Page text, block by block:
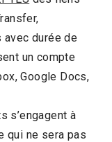
avec durée de
un compte
Google Docs,
s’engagent à
qui ne sera pas